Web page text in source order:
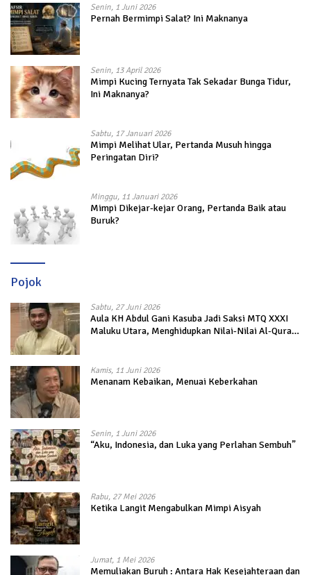
Senin, 1 Juni 2026
Pernah Bermimpi Salat? Ini Maknanya
Senin, 13 April 2026
Mimpi Kucing Ternyata Tak Sekadar Bunga Tidur,
Ini Maknanya?
Sabtu, 17 Januari 2026
Mimpi Melihat Ular, Pertanda Musuh hingga
Peringatan Diri?
Minggu, 11 Januari 2026
Mimpi Dikejar-kejar Orang, Pertanda Baik atau
Buruk?
Pojok
Sabtu, 27 Juni 2026
Aula KH Abdul Gani Kasuba Jadi Saksi MTQ XXXI
Maluku Utara, Menghidupkan Nilai-Nilai Al-Quran
Kamis, 11 Juni 2026
Menanam Kebaikan, Menuai Keberkahan
Senin, 1 Juni 2026
“Aku, Indonesia, dan Luka yang Perlahan Sembuh”
Rabu, 27 Mei 2026
Ketika Langit Mengabulkan Mimpi Aisyah
Jumat, 1 Mei 2026
Memuliakan Buruh : Antara Hak Kesejahteraan dan